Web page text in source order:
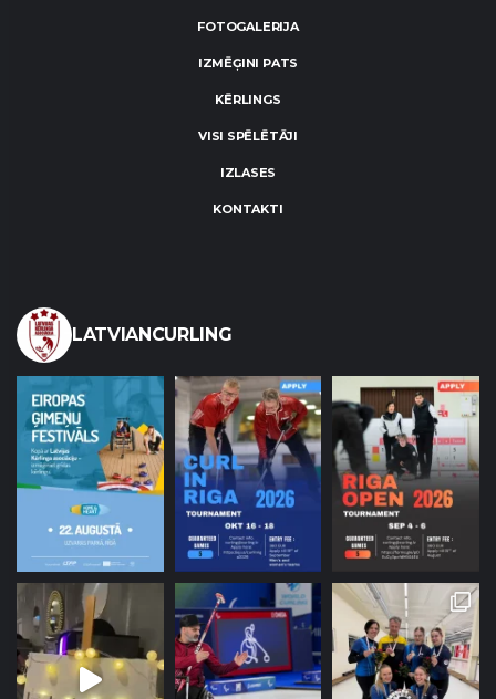
FOTOGALERIJA
IZMĒĢINI PATS
KĒRLINGS
VISI SPĒLĒTĀJI
IZLASES
KONTAKTI
LATVIANCURLING